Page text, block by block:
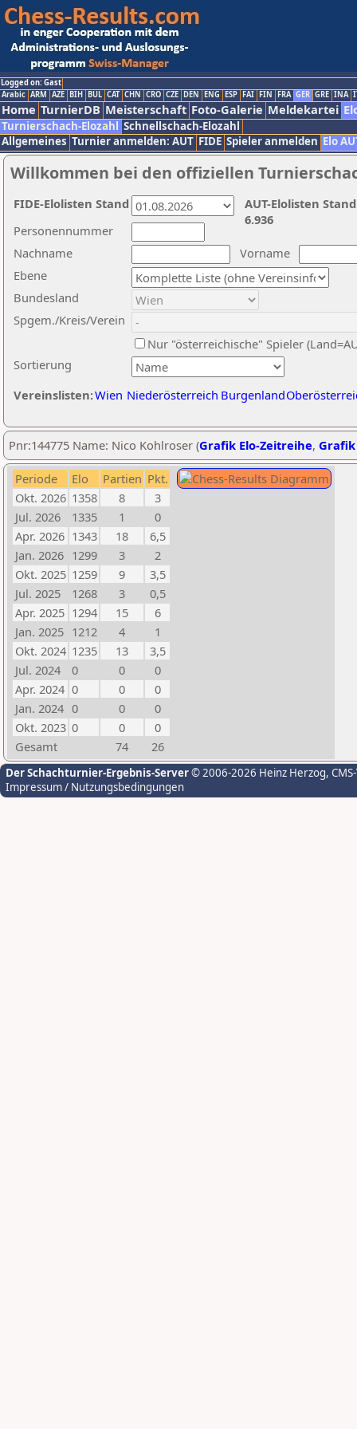
Logged on: Gast
Arabic ARM AZE BIH BUL CAT CHN CRO CZE DEN ENG ESP FAI FIN FRA GER GRE INA
Home TurnierDB Meisterschaft Foto-Galerie Meldekartei
Turnierschach-Elozahl Schnellschach-Elozahl
Allgemeines Turnier anmelden: AUT FIDE Spieler anmelden Elo
Willkommen bei den offiziellen
Nachname
Vorname
Ebene
Sortierung
Personennummer
Bundesland
Spgem./Kreis/Verein
Nur "österreichische" Spieler
Vereinslisten:Wien Niederösterreich Burgenland
AUT-Elolisten
6.936
FIDE-Elolisten Stand
Pnr:144775 Name: Nico Kohlroser (Grafik Elo-Zeitreihe,
Periode Elo Partien Pkt.
Okt. 2026 1358 8
3
Jul. 2026
1335 1
0
Apr. 2026 1343 18
6,5
Jan. 2026 1299 3
2
Okt. 2025 1259 9
3,5
Jul. 2025
1268 3
0,5
Apr. 2025 1294 15
6
Jan. 2025 1212 4
1
Okt. 2024 1235 13
3,5
Jul. 2024
0 0
0
Apr. 2024 0 0
0
Jan. 2024 0 0
0
Okt. 2023 0 0
0
Gesamt
74 26
Der Schachturnier-Ergebnis-Server© 2006-2026 Heinz Herzog,
Impressum / Nutzungsbedingungen